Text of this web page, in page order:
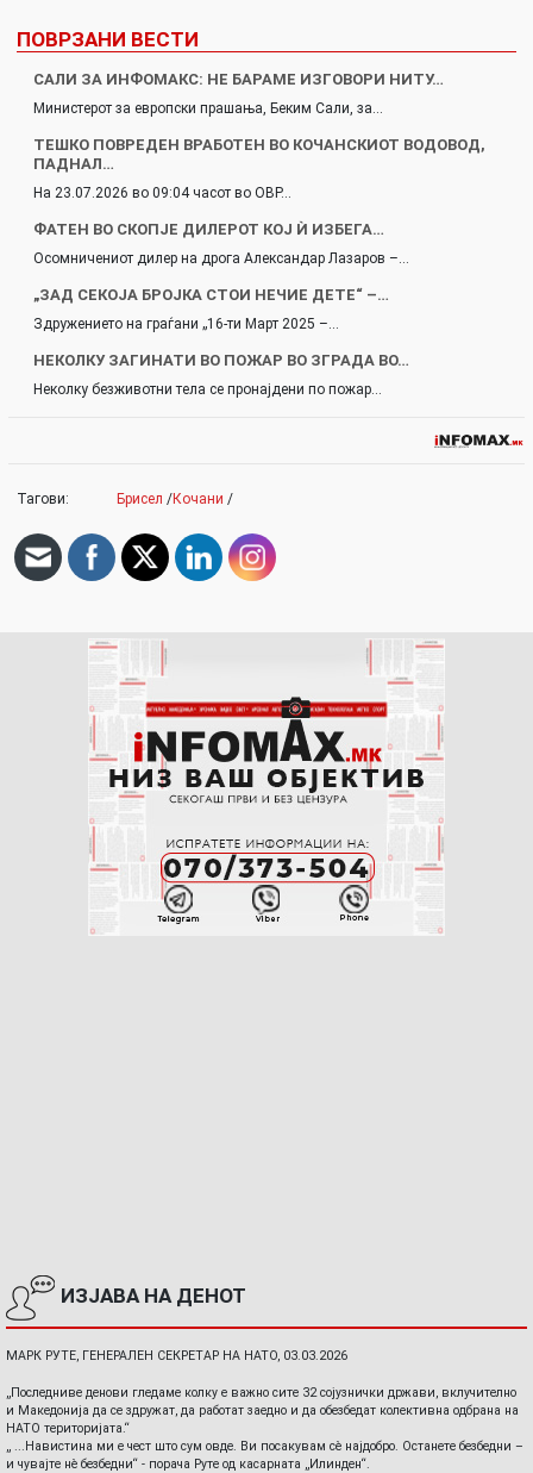
ПОВРЗАНИ ВЕСТИ
САЛИ ЗА ИНФОМАКС: НЕ БАРАМЕ ИЗГОВОРИ НИТУ…
Министерот за европски прашања, Беким Сали, за…
ТЕШКО ПОВРЕДЕН ВРАБОТЕН ВО КОЧАНСКИОТ ВОДОВОД,
ПАДНАЛ…
На 23.07.2026 во 09:04 часот во ОВР…
ФАТЕН ВО СКОПЈЕ ДИЛЕРОТ КОЈ Ѝ ИЗБЕГА…
Осомничениот дилер на дрога Александар Лазаров –…
„ЗАД СЕКОЈА БРОЈКА СТОИ НЕЧИЕ ДЕТЕ“ –…
Здружението на граѓани „16-ти Март 2025 –…
НЕКОЛКУ ЗАГИНАТИ ВО ПОЖАР ВО ЗГРАДА ВО…
Неколку безживотни тела се пронајдени по пожар…
Тагови: Брисел /Кочани /
ИЗЈАВА НА ДЕНОТ
МАРК РУТЕ, ГЕНЕРАЛЕН СЕКРЕТАР НА НАТО, 03.03.2026
„Последниве денови гледаме колку е важно сите 32 сојузнички држави, вклучително
и Македонија да се здружат, да работат заедно и да обезбедат колективна одбрана на
НАТО територијата.“
„ ...Навистина ми е чест што сум овде. Ви посакувам сè најдобро. Останете безбедни –
и чувајте нè безбедни“ - порача Руте од касарната „Илинден“.